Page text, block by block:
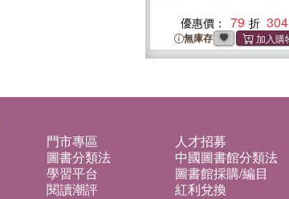
優惠價： 79 304
無庫存
門市專區 人才招募
圖書分類法 中國圖書館分類法
學習平台 圖書館採購/編目
閱讀潮評 紅利兌換